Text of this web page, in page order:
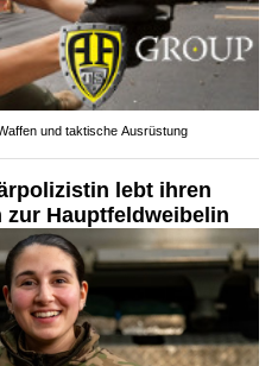
und taktische Ausrüstung
lebt ihren
zur Hauptfeldweibelin